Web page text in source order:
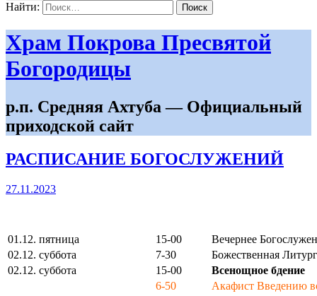
Найти:
Храм Покрова Пресвятой
Богородицы
р.п. Средняя Ахтуба — Официальный
приходской сайт
РАСПИСАНИЕ БОГОСЛУЖЕНИЙ
27.11.2023
01.12. пятница 15-00
Вечернее
02.12. суббота
7-30
Божественная
02.12. суббота
15-00 Всенощное бдение
6-50
Акафист Введению